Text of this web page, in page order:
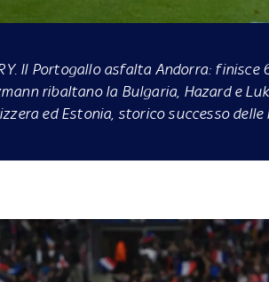
Il Portogallo asfalta Andorra: finisce
ribaltano la Bulgaria, Hazard e
ed Estonia, storico successo